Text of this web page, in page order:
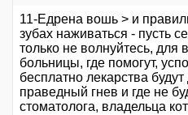
11-Едрена вошь > и
зубах наживаться - пусть
только не волнуйтесь, для
больницы, где помогут,
бесплатно лекарства
праведный гнев и где не
стоматолога, владельца